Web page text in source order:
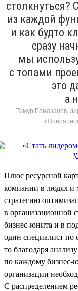
столкнуться?
из каждой
и как будто
сразу
мы
с топами
это
а
Тимур Рамазанов,
Плюс ресурсной
компании в людях и
стратегию
в организационной
бизнес-юнита и в
один специалист по
то благодаря
по каждому бизнес-
организации
С распределением